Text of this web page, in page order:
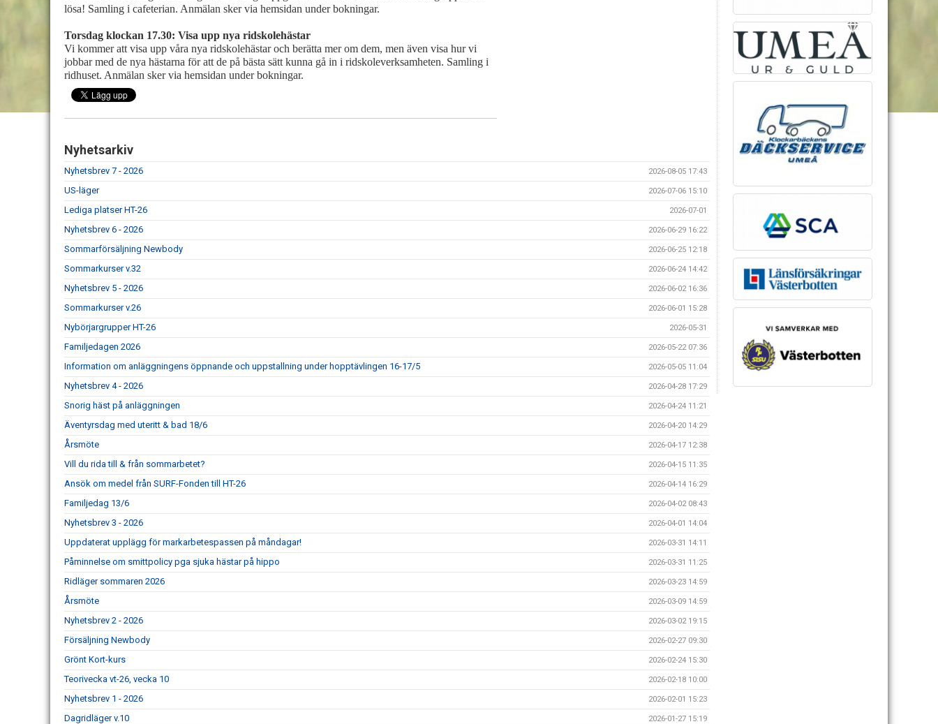
lösa! Samling i cafeterian. Anmälan sker via hemsidan under bokningar.
Torsdag klockan 17.30: Visa upp nya ridskolehästar
Vi kommer att visa upp våra nya ridskolehästar och berätta mer om dem, men även visa hur vi
jobbar med de nya hästarna för att de på bästa sätt kunna gå in i ridskoleverksamheten. Samling i
ridhuset. Anmälan sker via hemsidan under bokningar.
Nyhetsarkiv
Nyhetsbrev 7 - 2026 2026-08-05 17:43
US-läger 2026-07-06 15:10
Lediga platser HT-26 2026-07-01
Nyhetsbrev 6 - 2026 2026-06-29 16:22
Sommarförsäljning Newbody 2026-06-25 12:18
Sommarkurser v.32 2026-06-24 14:42
Nyhetsbrev 5 - 2026 2026-06-02 16:36
Sommarkurser v.26 2026-06-01 15:28
Nybörjargrupper HT-26 2026-05-31
Familjedagen 2026 2026-05-22 07:36
Information om anläggningens öppnande och uppstallning under hopptävlingen 16-17/5 2026-05-05 11:04
Nyhetsbrev 4 - 2026 2026-04-28 17:29
Snorig häst på anläggningen 2026-04-24 11:21
Äventyrsdag med uteritt & bad 18/6 2026-04-20 14:29
Årsmöte 2026-04-17 12:38
Vill du rida till & från sommarbetet? 2026-04-15 11:35
Ansök om medel från SURF-Fonden till HT-26 2026-04-14 16:29
Familjedag 13/6 2026-04-02 08:43
Nyhetsbrev 3 - 2026 2026-04-01 14:04
Uppdaterat upplägg för markarbetespassen på måndagar! 2026-03-31 14:11
Påminnelse om smittpolicy pga sjuka hästar på hippo 2026-03-31 11:25
Ridläger sommaren 2026 2026-03-23 14:59
Årsmöte 2026-03-09 14:59
Nyhetsbrev 2 - 2026 2026-03-02 19:15
Försäljning Newbody 2026-02-27 09:30
Grönt Kort-kurs 2026-02-24 15:30
Teorivecka vt-26, vecka 10 2026-02-18 10:00
Nyhetsbrev 1 - 2026 2026-02-01 15:23
Dagridläger v.10 2026-01-27 15:19